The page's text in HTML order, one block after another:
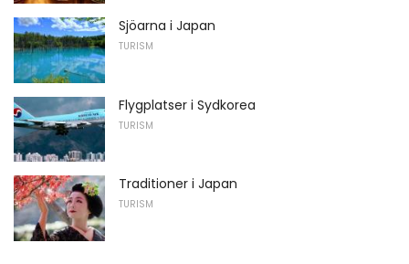
Sjöarna i Japan
TURISM
Flygplatser i Sydkorea
TURISM
Traditioner i Japan
TURISM